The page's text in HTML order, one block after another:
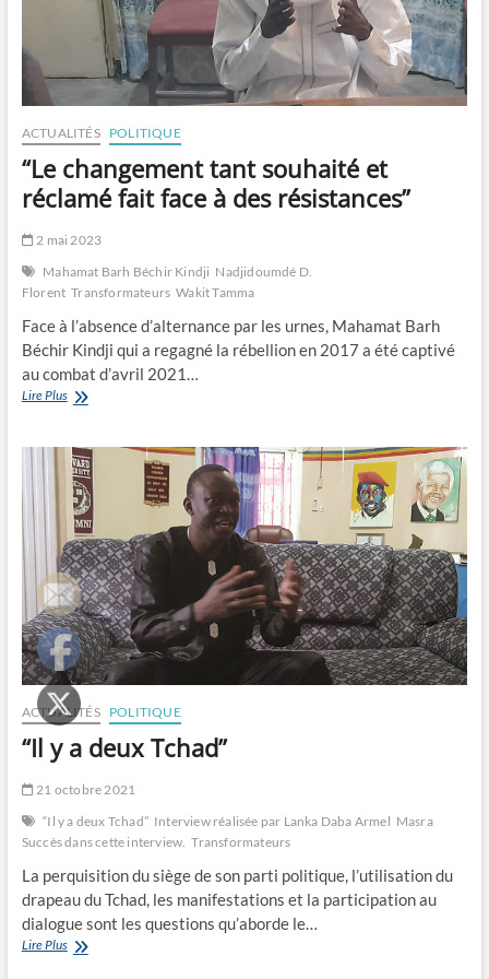
ACTUALITÉS POLITIQUE
“Le changement tant souhaité et
réclamé fait face à des résistances”
2 mai 2023
Mahamat Barh Béchir Kindji Nadjidoumdé D.
Florent Transformateurs Wakit Tamma
Face à l’absence d’alternance par les urnes, Mahamat Barh
Béchir Kindji qui a regagné la rébellion en 2017 a été captivé
au combat d’avril 2021…
Lire Plus“Le
souhaité
et
réclamé
fait
face
à
des
résistances”
ACTUALITÉS POLITIQUE
“Il y a deux Tchad”
21 octobre 2021
“Il y a deux Tchad” Interview réalisée par Lanka Daba Armel Masra
Succès dans cette interview. Transformateurs
La perquisition du siège de son parti politique, l’utilisation du
drapeau du Tchad, les manifestations et la participation au
dialogue sont les questions qu’aborde le…
Lire Plus“Il